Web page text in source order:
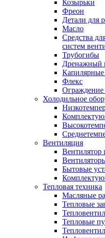
Козырьки
Фреон
Детали для
Масло
Средства
систем
Трубогибы
Дренажный
Капилярные
Флекс
Ограждение
Холодильное
Вентиляция
Вентилятор
Бытовые
Тепловая техника
Масляные
Тепловые
Тепловые